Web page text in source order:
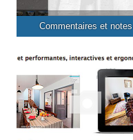
Commentaires et notes